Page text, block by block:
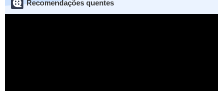
Recomendações quentes